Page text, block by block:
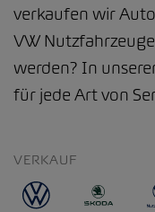
verkaufen wir
VW
werden? In
für jede Art von
VERKAUF